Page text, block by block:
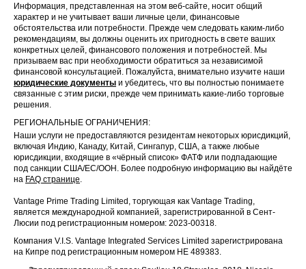
Информация, представленная на этом веб-сайте, носит общий
характер и не учитывает ваши личные цели, финансовые
обстоятельства или потребности. Прежде чем следовать каким-либо
рекомендациям, вы должны оценить их пригодность в свете ваших
конкретных целей, финансового положения и потребностей. Мы
призываем вас при необходимости обратиться за независимой
финансовой консультацией. Пожалуйста, внимательно изучите наши
юридические документы и убедитесь, что вы полностью понимаете
связанные с этим риски, прежде чем принимать какие-либо торговые
решения.
РЕГИОНАЛЬНЫЕ ОГРАНИЧЕНИЯ:
Наши услуги не предоставляются резидентам некоторых юрисдикций,
включая Индию, Канаду, Китай, Сингапур, США, а также любые
юрисдикции, входящие в «чёрный список» ФАТФ или подпадающие
под санкции США/ЕС/ООН. Более подробную информацию вы найдёте
на FAQ странице.
Vantage Prime Trading Limited, торгующая как Vantage Trading,
является международной компанией, зарегистрированной в Сент-
Люсии под регистрационным номером: 2023-00318.
Компания V.I.S. Vantage Integrated Services Limited зарегистрирована
на Кипре под регистрационным номером HE 489383.